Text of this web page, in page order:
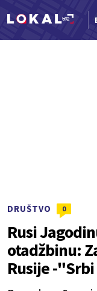
DRUŠTVO 0
Rusi
otadžbinu:
Rusije -